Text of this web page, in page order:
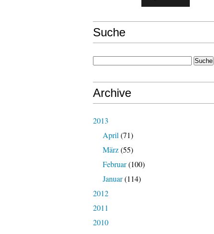
Suche
Archive
2013
April (71)
März(55)
Februar(100)
Januar(114)
2012
2011
2010